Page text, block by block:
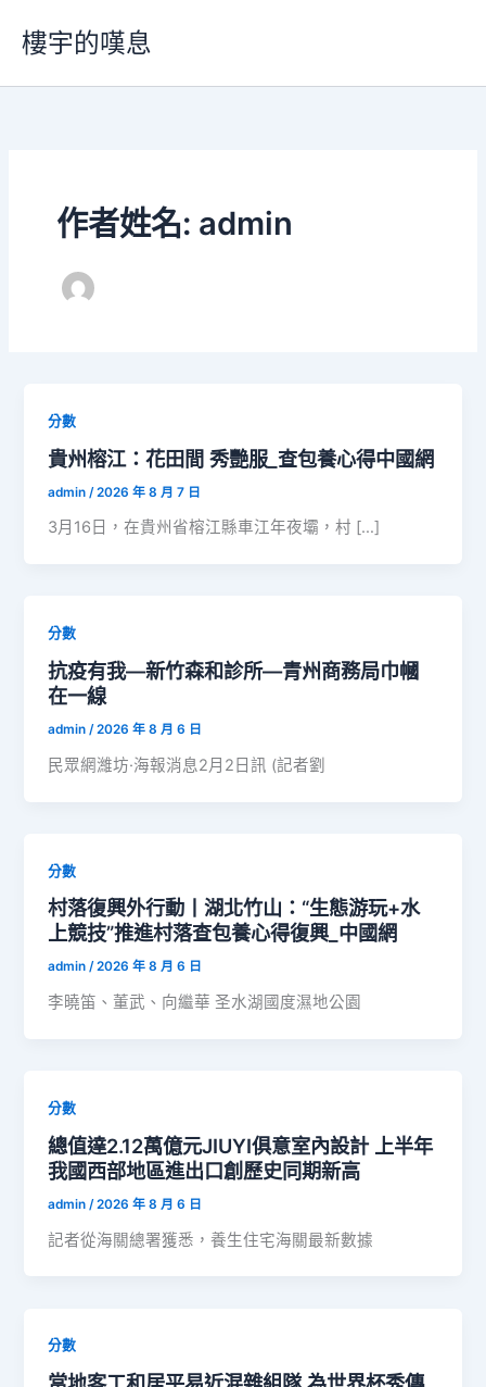
要
樓宇的嘆息
作者姓名: admin
分數
貴州榕江：花田間 秀艷服_查包養心得中國網
admin /2026 年 8 月 7 日
3月16日，在貴州省榕江縣車江年夜壩，村 […]
分數
抗疫有我—新竹森和診所—青州商務局巾幗
在一線
admin/2026 年 8 月 6 日
民眾網濰坊·海報消息2月2日訊 (記者劉
分數
村落復興外行動丨湖北竹山：“生態游玩+水
上競技”推進村落查包養心得復興_中國網
admin/2026 年 8 月 6 日
李曉笛、董武、向繼華 圣水湖國度濕地公園
分數
總值達2.12萬億元JIUYI俱意室內設計 上半年
我國西部地區進出口創歷史同期新高
admin /2026 年 8 月 6 日
記者從海關總署獲悉，養生住宅海關最新數據
分數